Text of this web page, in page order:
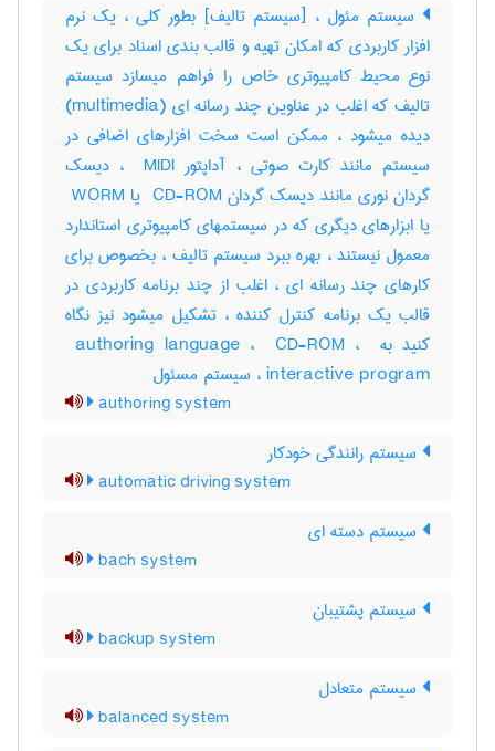
سیستم مئول ، [سیستم تالیف] بطور کلی ، یک نرم
افزار کاربردی که امکان تهیه و قالب بندی اسناد برای یک
نوع محیط کامپیوتری خاص را فراهم میسازد سیستم
تالیف که اغلب در عناوین چند رسانه ای (‎multimedia)
دیده میشود ، ممکن است سخت افزارهای اضافی در
سیستم مانند کارت صوتی ، آداپتور ‎ MIDI ، دیسک
گردان نوری مانند دیسک گردان ‎ CD-ROM یا ‎ WORM
یا ابزارهای دیگری که در سیستمهای کامپیوتری استاندارد
معمول نیستند ، بهره ببرد سیستم تالیف ، بخصوص برای
کارهای چند رسانه ای ، اغلب از چند برنامه کاربردی در
قالب یک برنامه کنترل کننده ، تشکیل میشود نیز نگاه
کنید به ‎ authoring language ، ‎ CD-ROM ، ‎
interactive program ، سیستم مسئول
authoring system
سیستم رانندگی خودکار
automatic driving system
سیستم دسته ای
bach system
سیستم پشتیبان
backup system
سیستم متعادل
balanced system